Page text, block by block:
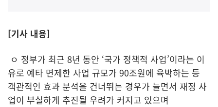
[기사 내용]
ㅇ 정부가 최근 8년 동안 ‘국가 정책적 사업’이라는 이
유로 예타 면제한 사업 규모가 90조원에 육박하는 등
객관적인 효과 분석을 건너뛰는 경우가 늘면서 재정 사
업이 부실하게 추진될 우려가 커지고 있으며